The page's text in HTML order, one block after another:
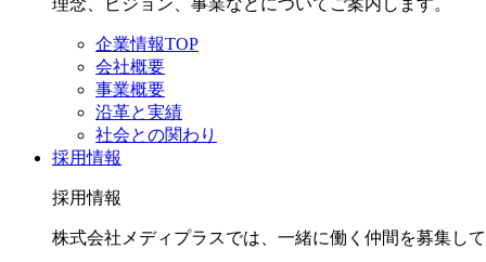
企業情報TOP
会社概要
事業概要
沿革と実績
社会との関わり
採用情報
採用情報
株式会社メディプラスでは、一緒に働く仲間を募集し